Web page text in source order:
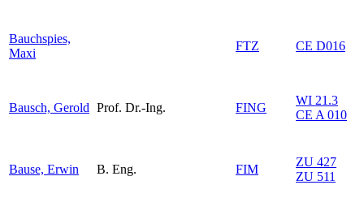
Bauchspies,
Maxi
FTZ CE D016
Bausch, Gerold Prof. Dr.-Ing. FING
WI 21.3
CE A 010
Bause, Erwin B. Eng. FIM
ZU 427
ZU 511